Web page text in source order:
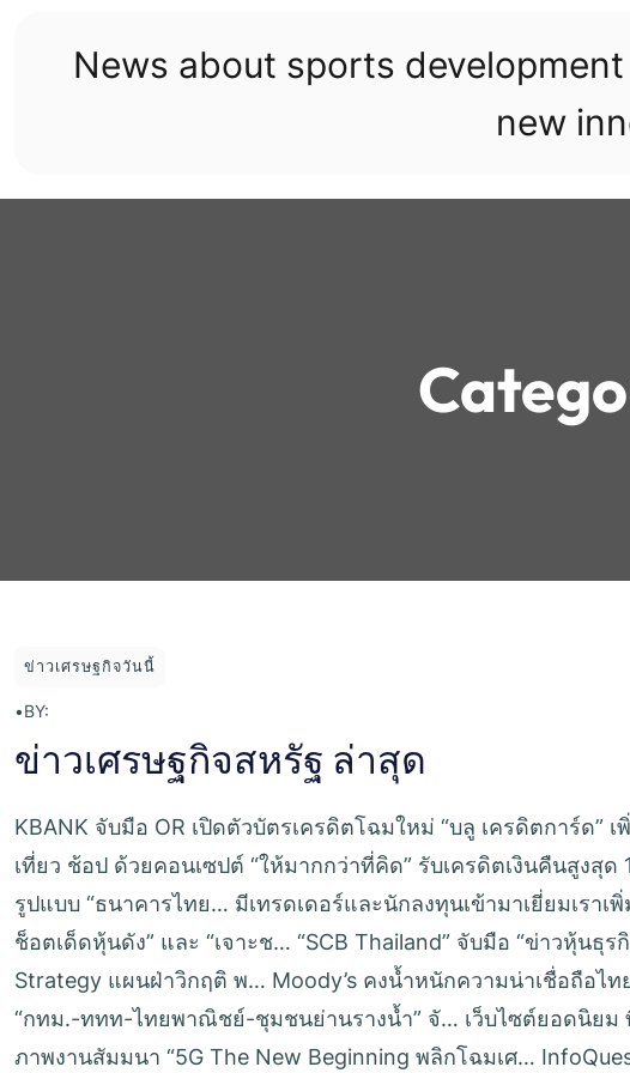
News about sports
new
ข่าวเศรษฐกิจวันนี้
•BY:
ข่าวเศรษฐกิจสหรัฐ ล่าสุด
KBANK จับมือ OR เปิดตัวบัตรเครดิตโฉมใหม่ “บลู เครดิตการ์ด”
เที่ยว ช้อป ด้วยคอนเซปต์ “ให้มากกว่าที่คิด” รับเครดิตเงินคืนสูงสุ
รูปแบบ “ธนาคารไทย… มีเทรดเดอร์และนักลงทุนเข้ามาเยี่ยมเรา
ช็อตเด็ดหุ้นดัง” และ “เจาะช… “SCB Thailand” จับมือ “ข่าวหุ้นธุ
Strategy แผนฝ่าวิกฤติ พ… Moody’s คงน้ำหนักความน่าเชื่อถือไท
“กทม.-ททท-ไทยพาณิชย์-ชุมชนย่านรางน้ำ” จั… เว็บไซต์ยอดนิยม
ภาพงานสัมมนา “5G The New Beginning พลิกโฉมเศ…